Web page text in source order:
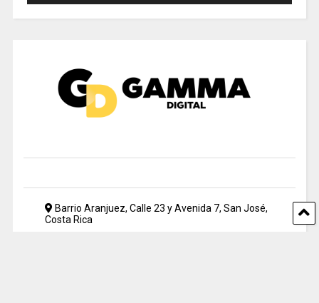
Barrio Aranjuez, Calle 23 y Avenida 7, San José,
Costa Rica